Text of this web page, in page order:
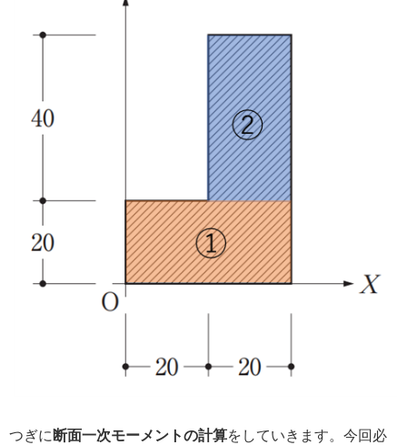
つぎに 断面一次モーメントの計算をしていきます。今回必